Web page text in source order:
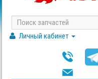
Личный кабинет